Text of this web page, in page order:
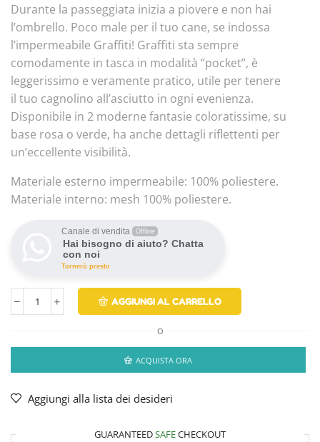
Durante la passeggiata inizia a piovere e non hai
l’ombrello. Poco male per il tuo cane, se indossa
l’impermeabile Graffiti! Graffiti sta sempre
comodamente in tasca in modalità “pocket”, è
leggerissimo e veramente pratico, utile per tenere
il tuo cagnolino all’asciutto in ogni evenienza.
Disponibile in 2 moderne fantasie coloratissime, su
base rosa o verde, ha anche dettagli riflettenti per
un’eccellente visibilità.
Materiale esterno impermeabile: 100% poliestere.
Materiale interno: mesh 100% poliestere.
Canale di vendita Offline
Hai bisogno di aiuto? Chatta
con noi
Tornerò presto
AGGIUNGI AL CARRELLO
O
ACQUISTA ORA
Aggiungi alla lista dei desideri
GUARANTEEDSAFECHECKOUT